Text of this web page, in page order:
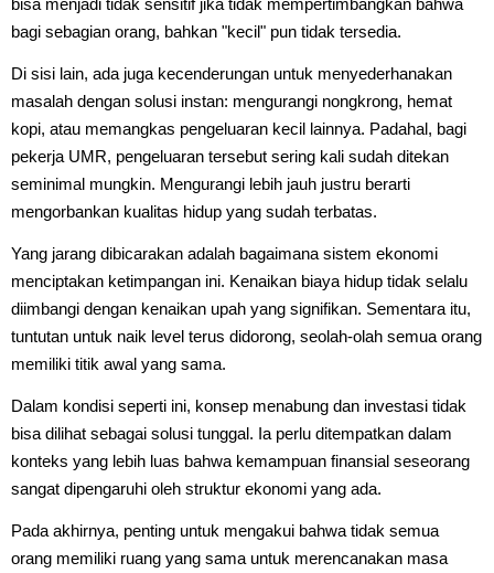
bagi sebagian orang, bahkan "kecil" pun tidak tersedia.
Di sisi lain, ada juga kecenderungan untuk menyederhanakan
masalah dengan solusi instan: mengurangi nongkrong, hemat
kopi, atau memangkas pengeluaran kecil lainnya. Padahal, bagi
pekerja UMR, pengeluaran tersebut sering kali sudah ditekan
seminimal mungkin. Mengurangi lebih jauh justru berarti
mengorbankan kualitas hidup yang sudah terbatas.
Yang jarang dibicarakan adalah bagaimana sistem ekonomi
menciptakan ketimpangan ini. Kenaikan biaya hidup tidak selalu
diimbangi dengan kenaikan upah yang signifikan. Sementara itu,
tuntutan untuk naik level terus didorong, seolah-olah semua orang
memiliki titik awal yang sama.
Dalam kondisi seperti ini, konsep menabung dan investasi tidak
bisa dilihat sebagai solusi tunggal. Ia perlu ditempatkan dalam
konteks yang lebih luas bahwa kemampuan finansial seseorang
sangat dipengaruhi oleh struktur ekonomi yang ada.
Pada akhirnya, penting untuk mengakui bahwa tidak semua
orang memiliki ruang yang sama untuk merencanakan masa